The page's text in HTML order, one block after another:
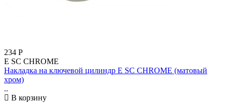
234 Р
E SC CHROME
Накладка на ключевой цилиндр E SC CHROME (матовый
хром)
..
В корзину